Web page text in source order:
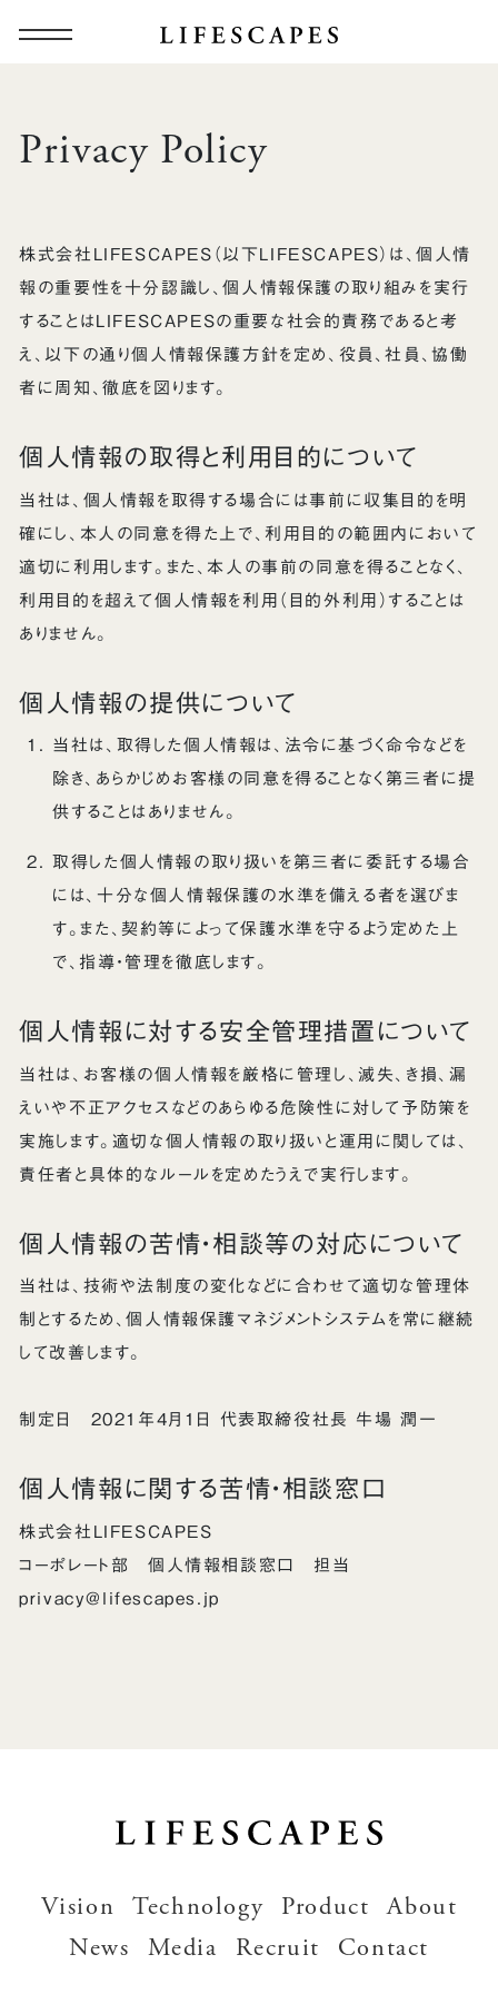
Privacy Policy
株式会社LIFESCAPES（以下LIFESCAPES）は、個人情
報の重要性を十分認識し、個人情報保護の取り組みを実行
することはLIFESCAPESの重要な社会的責務であると考
え、以下の通り個人情報保護方針を定め、役員、社員、協働
者に周知、徹底を図ります。
個人情報の取得と利用目的について
当社は、個人情報を取得する場合には事前に収集目的を明
確にし、本人の同意を得た上で、利用目的の範囲内において
適切に利用します。また、本人の事前の同意を得ることなく、
利用目的を超えて個人情報を利用（目的外利用）することは
ありません。
個人情報の提供について
当社は、取得した個人情報は、法令に基づく命令などを
除き、あらかじめお客様の同意を得ることなく第三者に提
供することはありません。
取得した個人情報の取り扱いを第三者に委託する場合
には、十分な個人情報保護の水準を備える者を選びま
す。また、契約等によって保護水準を守るよう定めた上
で、指導・管理を徹底します。
個人情報に対する安全管理措置について
当社は、お客様の個人情報を厳格に管理し、滅失、き損、漏
えいや不正アクセスなどのあらゆる危険性に対して予防策を
実施します。適切な個人情報の取り扱いと運用に関しては、
責任者と具体的なルールを定めたうえで実行します。
個人情報の苦情・相談等の対応について
当社は、技術や法制度の変化などに合わせて適切な管理体
制とするため、個人情報保護マネジメントシステムを常に継続
して改善します。
制定日 2021年4月1日 代表取締役社長 牛場 潤一
個人情報に関する苦情・相談窓口
株式会社LIFESCAPES
コーポレート部 個人情報相談窓口 担当
privacy@lifescapes.jp
Vision Technology Product
About
News
Media Recruit Contact